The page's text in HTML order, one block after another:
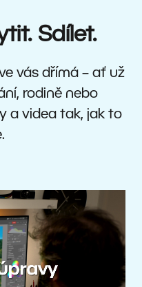
Sdílet.
vás dřímá – ať už
rodině nebo
a videa tak, jak to